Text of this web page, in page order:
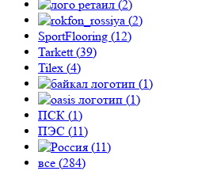
(2)
(2)
SportFlooring (12)
Tarkett (39)
Tilex (4)
(1)
(1)
ПСК (1)
ПЭС (11)
(11)
все (284)